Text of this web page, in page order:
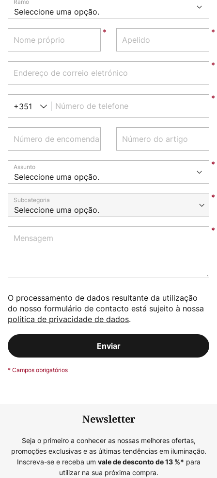
Ramo
Nome próprio Apelido
Endereço de correio eletrónico
Número de telefone
+351
Número de encomenda Número do artigo
Assunto
Subcategoria
Mensagem
O processamento de dados resultante da utilização
do nosso formulário de contacto está sujeito à nossa
política de privacidade de dados.
Enviar
Newsletter
Seja o primeiro a conhecer as nossas melhores ofertas,
promoções exclusivas e as últimas tendências em iluminação.
Inscreva-se e receba um vale de desconto de13%* para
utilizar na sua próxima compra.